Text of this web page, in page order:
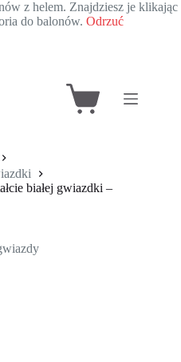
z helem. Znajdziesz je klikając
do balonów. Odrzuć
Koszyk
białej gwiazdki –